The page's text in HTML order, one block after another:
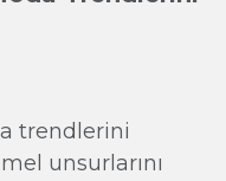
trendlerini
unsurlarını